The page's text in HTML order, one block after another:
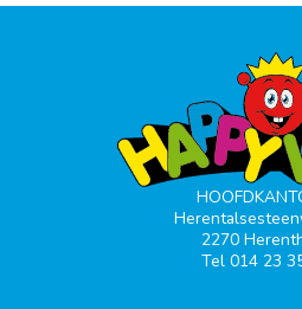
2270
Tel 014 23